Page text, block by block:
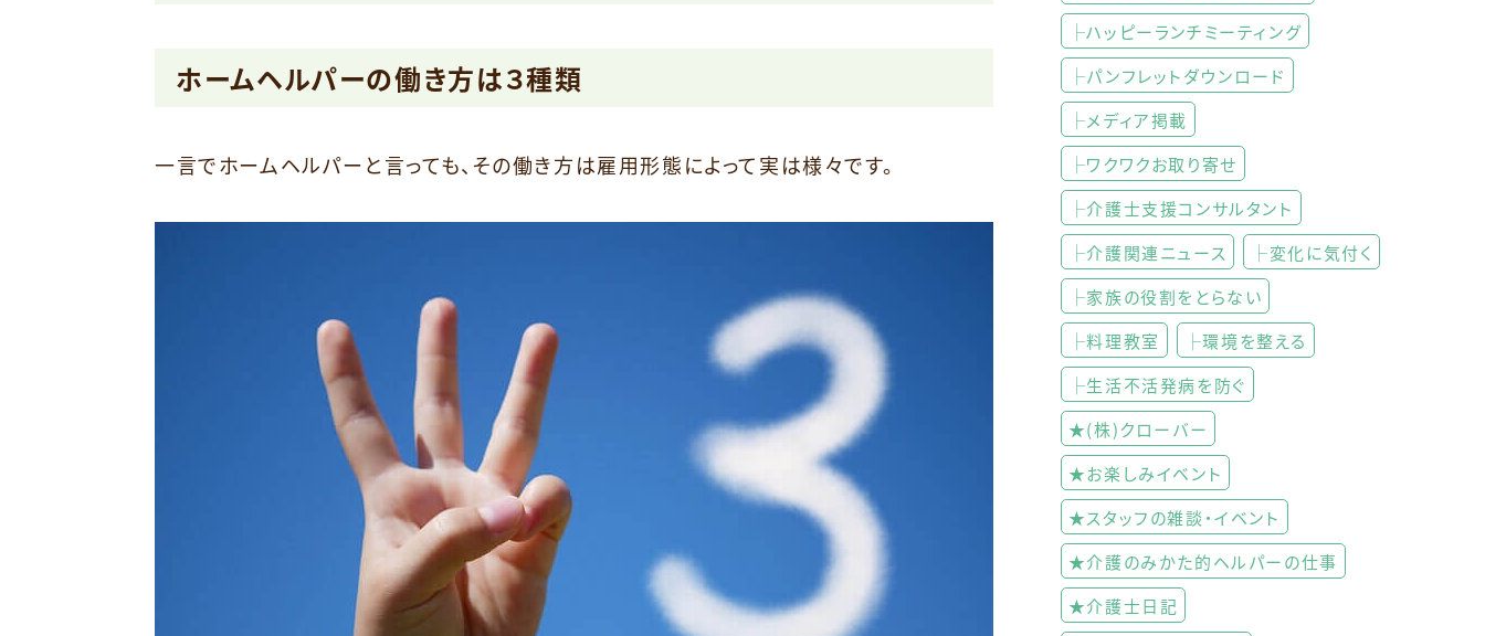
ホームヘルパーの働き方は３種類
一言でホームヘルパーと言っても、その働き方は雇用形態によって実は様々です。
├ハッピーランチミーティング
├パンフレットダウンロード
├メディア掲載
├ワクワクお取り寄せ
├介護士支援コンサルタント
├介護関連ニュース
├変化に気付く
├家族の役割をとらない
├料理教室
├環境を整える
├生活不活発病を防ぐ
★(株)クローバー
★お楽しみイベント
★スタッフの雑談・イベント
★介護のみかた的ヘルパーの仕事
★介護士日記